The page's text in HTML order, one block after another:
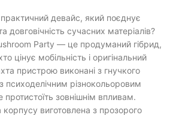
девайс, який поєднує
довговічність сучасних матеріалів?
Party — це продуманий гібрид,
цінує мобільність і оригінальний
пристрою виконані з гнучкого
психоделічним різнокольоровим
зовнішнім впливам.
виготовлена з прозорого